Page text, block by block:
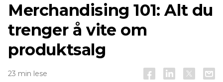
Merchandising 101: Alt du
trenger å vite om
produktsalg
23 min lese